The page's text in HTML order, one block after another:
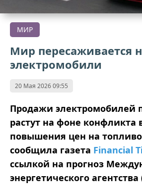
МИР
Мир пересаживается
электромобили
20 Мая 2026 09:55
Продажи электромобилей
растут на фоне конфликта
повышения цен на
сообщила газета Financial
ссылкой на прогноз
энергетического